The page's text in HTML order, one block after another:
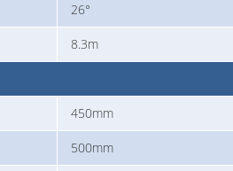
26°
8.3m
450mm
500mm